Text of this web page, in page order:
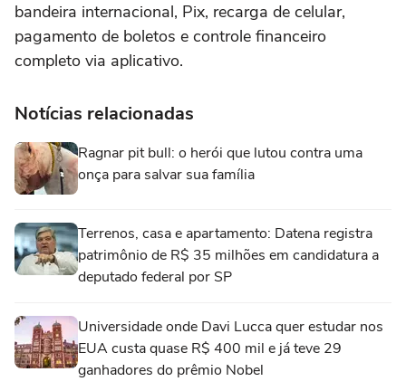
bandeira internacional, Pix, recarga de celular,
pagamento de boletos e controle financeiro
completo via aplicativo.
Notícias relacionadas
Ragnar pit bull: o herói que lutou contra uma
onça para salvar sua família
Terrenos, casa e apartamento: Datena registra
patrimônio de R$ 35 milhões em candidatura a
deputado federal por SP
Universidade onde Davi Lucca quer estudar nos
EUA custa quase R$ 400 mil e já teve 29
ganhadores do prêmio Nobel